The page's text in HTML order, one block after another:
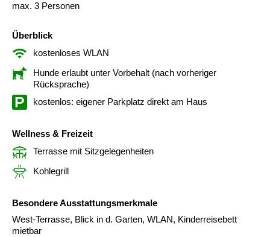
max. 3 Personen
Überblick
kostenloses WLAN
Hunde erlaubt unter Vorbehalt (nach vorheriger
Rücksprache)
kostenlos: eigener Parkplatz direkt am Haus
Wellness & Freizeit
Terrasse mit Sitzgelegenheiten
Kohlegrill
Besondere Ausstattungsmerkmale
West-Terrasse, Blick in d. Garten, WLAN, Kinderreisebett
mietbar